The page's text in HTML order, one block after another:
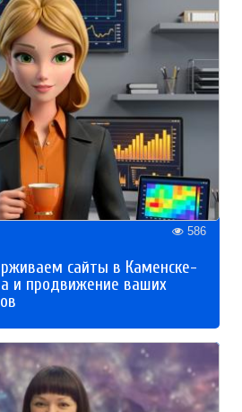
586
сайты в Каменске-
и продвижение ваших